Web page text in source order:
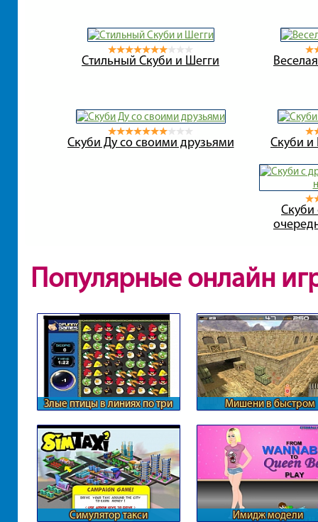
Стильный Скуби и Шегги
Скуби Ду со своими друзьями Скуби и
Скуби
Популярные онлайн
Злые птицы в линиях по три
Мишени в быстром
Симулятор такси Имидж модели